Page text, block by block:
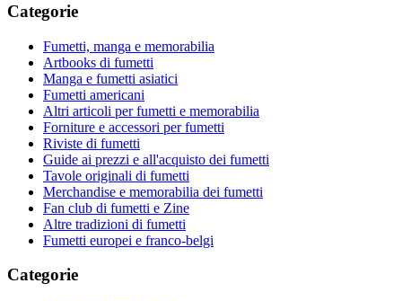
Categorie
Fumetti, manga e memorabilia
Artbooks di fumetti
Manga e fumetti asiatici
Fumetti americani
Altri articoli per fumetti e memorabilia
Forniture e accessori per fumetti
Riviste di fumetti
Guide ai prezzi e all'acquisto dei fumetti
Tavole originali di fumetti
Merchandise e memorabilia dei fumetti
Fan club di fumetti e Zine
Altre tradizioni di fumetti
Fumetti europei e franco-belgi
Categorie